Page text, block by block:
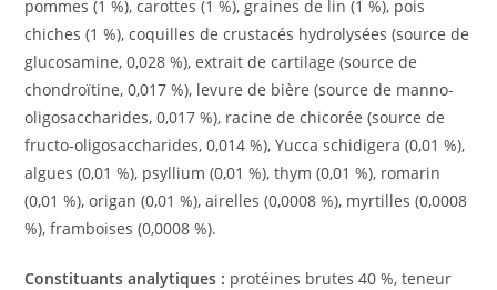
pommes (1 %), carottes (1 %), graines de lin (1 %), pois
chiches (1 %), coquilles de crustacés hydrolysées (source de
glucosamine, 0,028 %), extrait de cartilage (source de
chondroïtine, 0,017 %), levure de bière (source de manno-
oligosaccharides, 0,017 %), racine de chicorée (source de
fructo-oligosaccharides, 0,014 %), Yucca schidigera (0,01 %),
algues (0,01 %), psyllium (0,01 %), thym (0,01 %), romarin
(0,01 %), origan (0,01 %), airelles (0,0008 %), myrtilles (0,0008
%), framboises (0,0008 %).
Constituants analytiques : protéines brutes 40 %, teneur